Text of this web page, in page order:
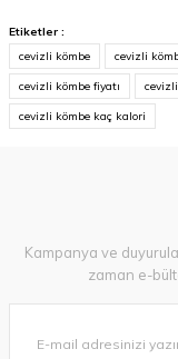
Etiketler :
cevizli kömbe
cevizli
cevizli kömbe fiyatı
cevizli kömbe kaç kalori
Kampanya ve
zaman e-